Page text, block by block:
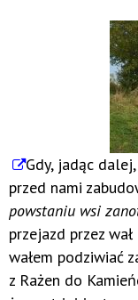
Gdy, jadąc
przed nami
powstaniu wsi
przejazd przez
wałem podziwiać
z Rażen do